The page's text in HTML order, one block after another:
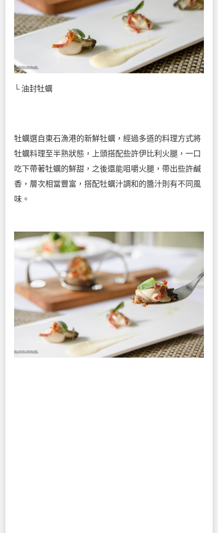
└ 油封牡蠣
牡蠣選自東石漁港的新鮮牡蠣，經過多道的料理方式將
牡蠣料理至半熟狀態，上頭搭配些許伊比利火腿，一口
吃下帶著牡蠣的鮮甜，之後還能咀嚼火腿，帶出些許鹹
香，層次相當豐富，搭配牡蠣汁調和的醬汁則有不同風
味。